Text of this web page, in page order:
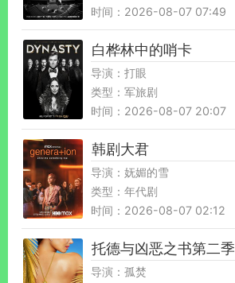
时间：2026-08-07 07:49
白桦林中的哨卡
导演：打眼
类型：军旅剧
时间：2026-08-07 20:07
韩剧大君
导演：妩媚的雪
类型：年代剧
时间：2026-08-07 02:12
托德与凶恶之书第二季
导演：孤焚